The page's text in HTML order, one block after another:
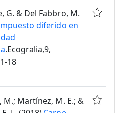
G. & Del Fabbro, M.
diferido en
.Ecogralia,9,
18
M.; Martínez, M. E.; &